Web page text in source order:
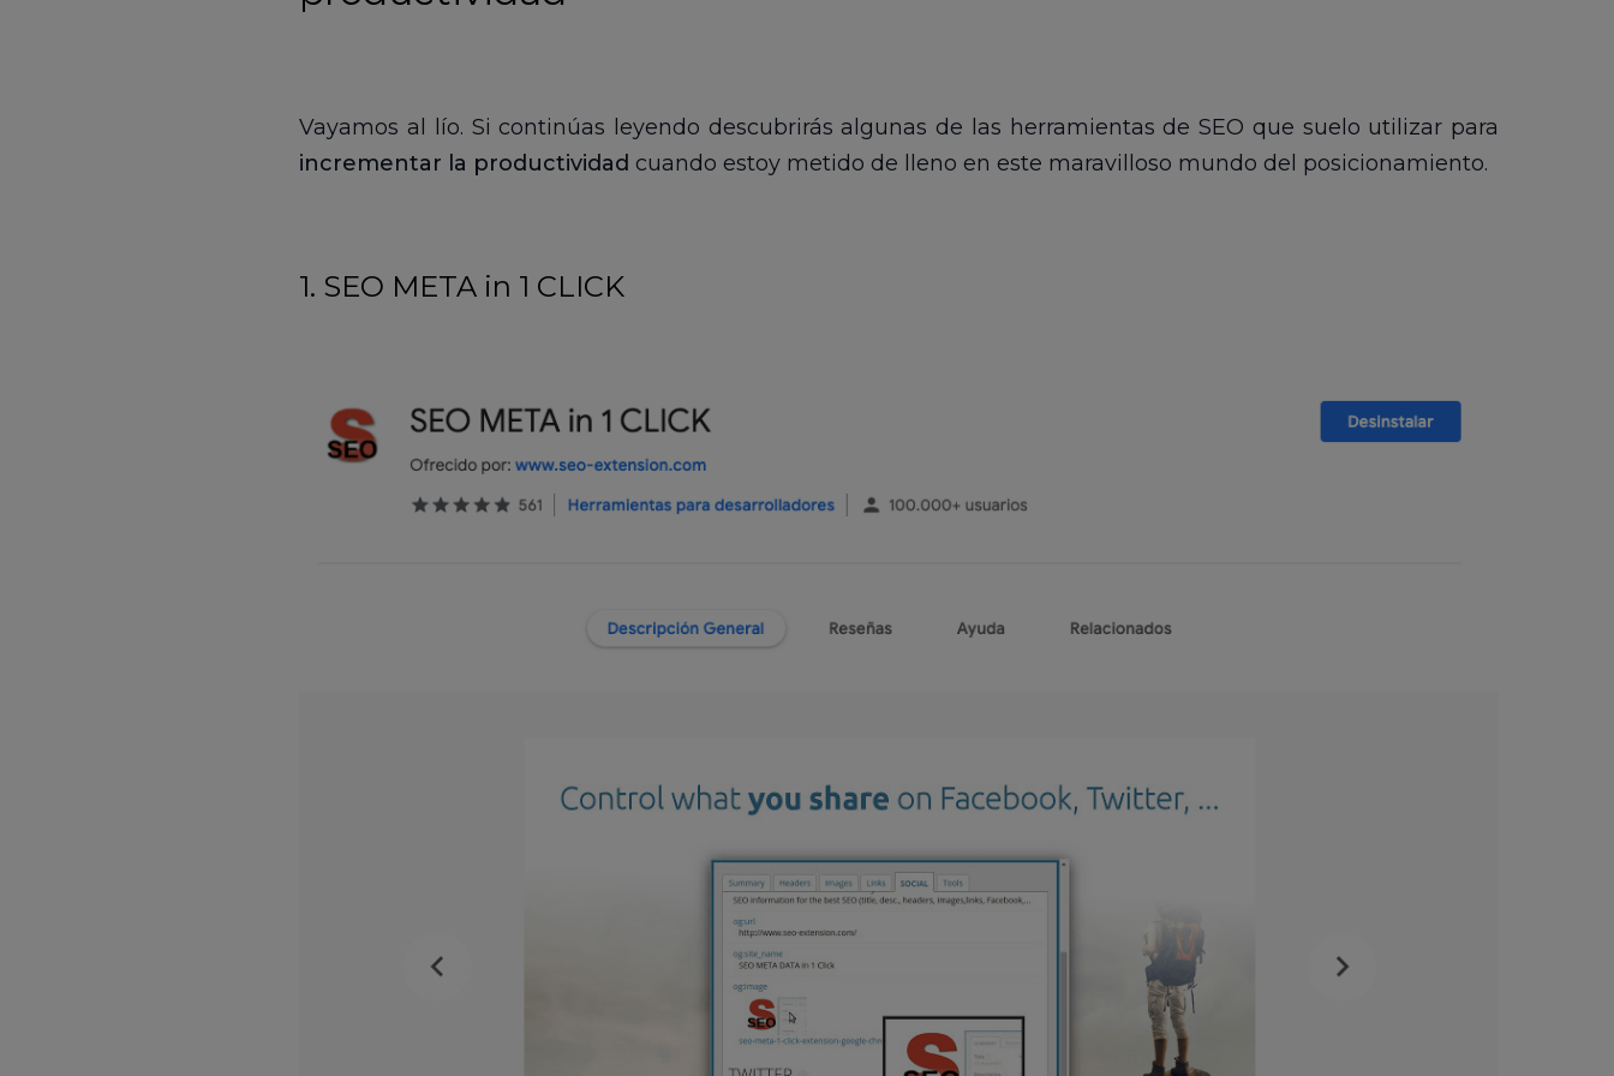
Vayamos al lío. Si continúas leyendo descubrirás algunas de las herramientas de SEO que suelo utilizar para
incrementar la productividad cuando estoy metido de lleno en este maravilloso mundo del posicionamiento.
1. SEO META in 1 CLICK